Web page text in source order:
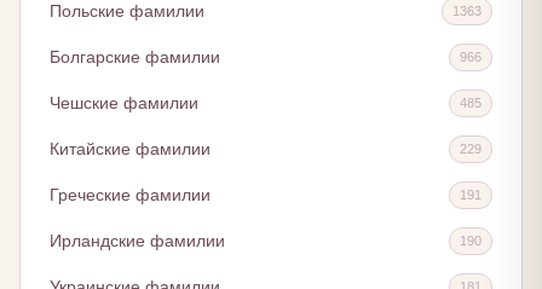
Польские фамилии 1363
Болгарские фамилии 966
Чешские фамилии 485
Китайские фамилии 229
Греческие фамилии 191
Ирландские фамилии 190